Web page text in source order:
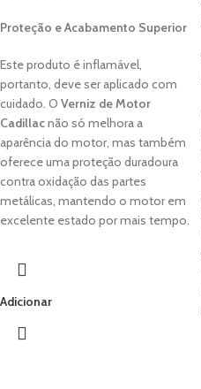
Proteção e Acabamento Superior
Este produto é inflamável,
portanto, deve ser aplicado com
cuidado. O Verniz de Motor
Cadillacnão só melhora a
aparência do motor, mas também
oferece uma proteção duradoura
contra oxidação das partes
metálicas, mantendo o motor em
excelente estado por mais tempo.
Adicionar